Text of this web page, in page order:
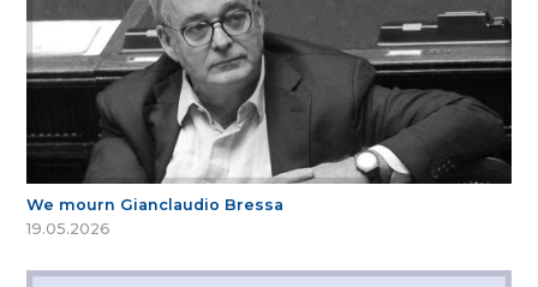
We mourn Gianclaudio Bressa
19.05.2026